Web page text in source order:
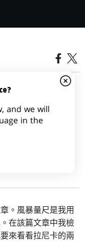
和重返
。風暴量尺是我用
在該篇文章中我檢
來看看拉尼卡的兩
and we will
in the